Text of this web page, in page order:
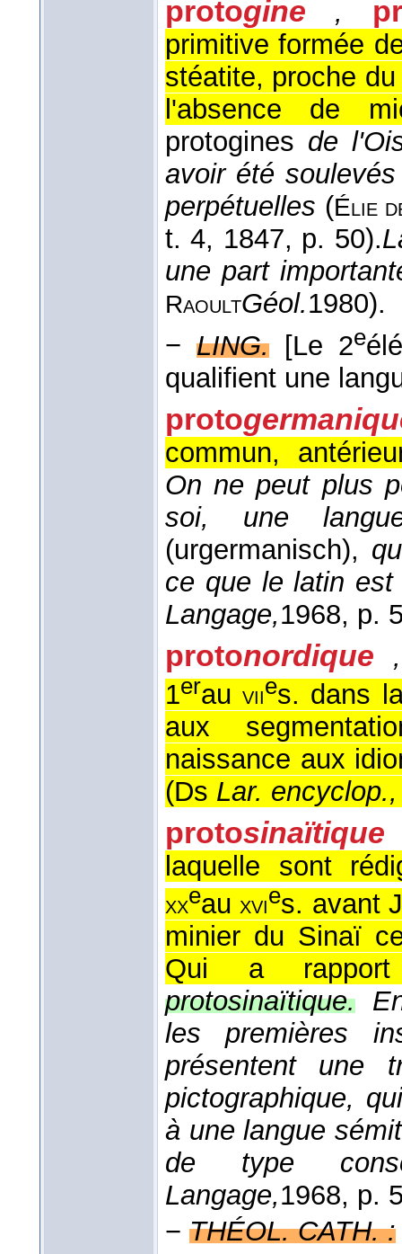
protogine ,
primitive formée
stéatite, proche
l'absence de
protogines de
avoir été
perpétuelles (Élie
t. 4, 1847, p. 50).
une part
RaoultGéol.1980).
−LING. [Le 2e
qualifient une
proto
commun,
On ne peut plus
soi, une
(urgermanisch),
ce que le latin est
Langage,1968, p.
protonordique ,
1erauviies. dans
aux
naissance aux
(Ds Lar.
protosinaïtique
laquelle sont
xxeauxvies. avant
minier du Sinaï
Qui a
protosinaïtique.
les premières
présentent une
pictographique,
à une langue
de type
Langage,1968, p.
− THÉOL. CATH. :